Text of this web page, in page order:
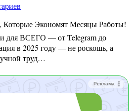
для ВСЕГО — от Telegram до
в 2025 году — не роскошь, а
труд…
Реклама